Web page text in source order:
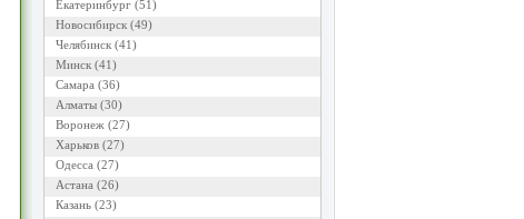
Екатеринбург(51)
Новосибирск(49)
Челябинск(41)
Минск(41)
Самара (36)
Алматы(30)
Воронеж (27)
Харьков(27)
Одесса (27)
Астана (26)
Казань(23)